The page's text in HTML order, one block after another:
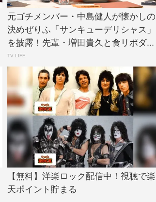
元ゴチメンバー・中島健人が懐かしの
決めぜりふ「サンキューデリシャス」
を披露！先輩・増田貴久と食リポダ...
TV LIFE
【無料】洋楽ロック配信中！視聴で楽
天ポイント貯まる